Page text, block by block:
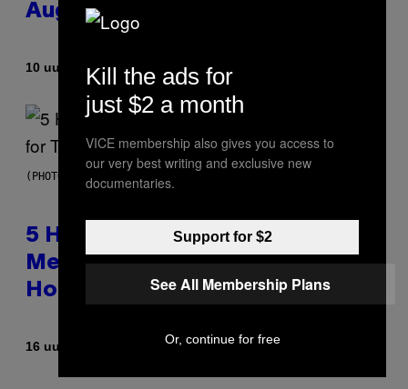
August 15
10 uur geleden Door Ashley Fike
(PHOTO BY STEVE GRANITZ/WIREIMAGE)
5 Hip-Hop Songs That Are Most
Memorable for Their Classic
Hooks
16 uur geleden Caleb Catlin
Kill the ads for
just $2 a month
VICE membership also gives you access to
our very best writing and exclusive new
documentaries.
Support for $2
See All Membership Plans
Or, continue for free